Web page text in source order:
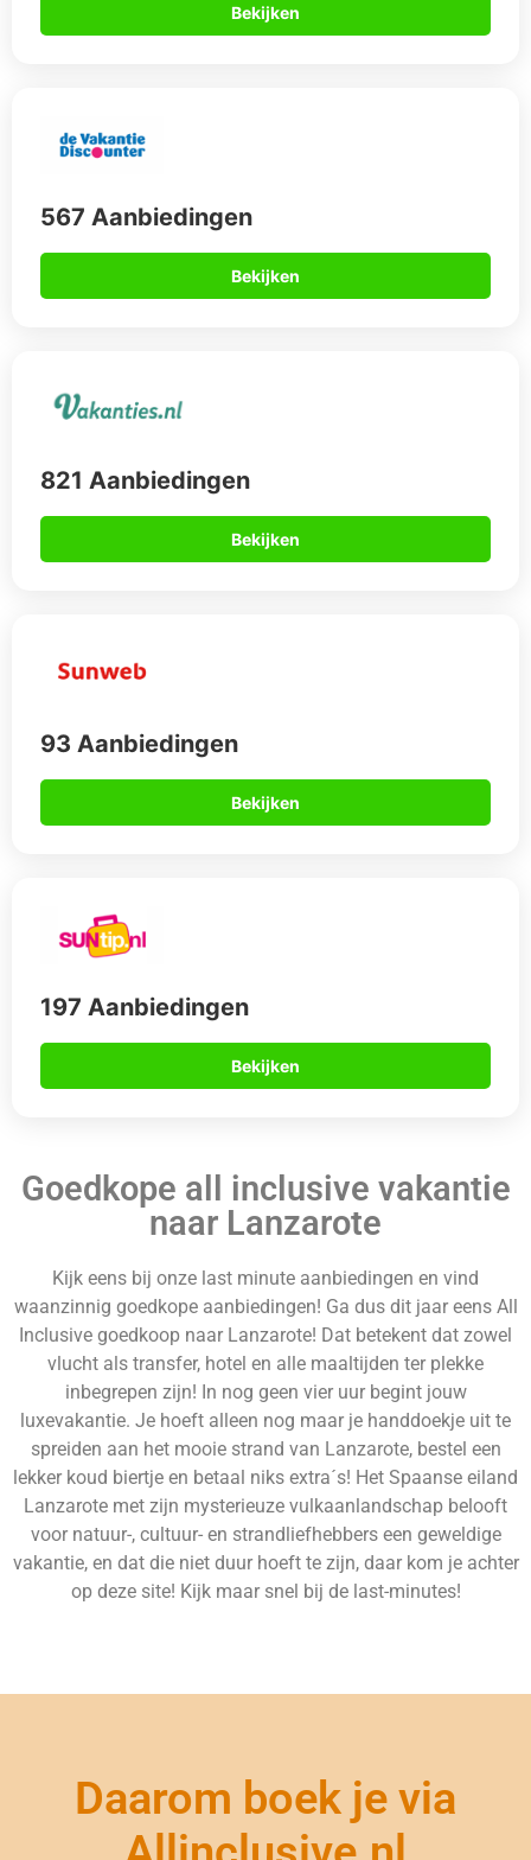
Bekijken
567 Aanbiedingen
Bekijken
821 Aanbiedingen
Bekijken
93 Aanbiedingen
Bekijken
197 Aanbiedingen
Bekijken
Goedkope all inclusive vakantie
naar Lanzarote
Kijk eens bij onze last minute aanbiedingen en vind
waanzinnig goedkope aanbiedingen! Ga dus dit jaar eens All
Inclusive goedkoop naar Lanzarote! Dat betekent dat zowel
vlucht als transfer, hotel en alle maaltijden ter plekke
inbegrepen zijn! In nog geen vier uur begint jouw
luxevakantie. Je hoeft alleen nog maar je handdoekje uit te
spreiden aan het mooie strand van Lanzarote, bestel een
lekker koud biertje en betaal niks extra´s! Het Spaanse eiland
Lanzarote met zijn mysterieuze vulkaanlandschap belooft
voor natuur-, cultuur- en strandliefhebbers een geweldige
vakantie, en dat die niet duur hoeft te zijn, daar kom je achter
op deze site! Kijk maar snel bij de last-minutes!
Daarom boek je via